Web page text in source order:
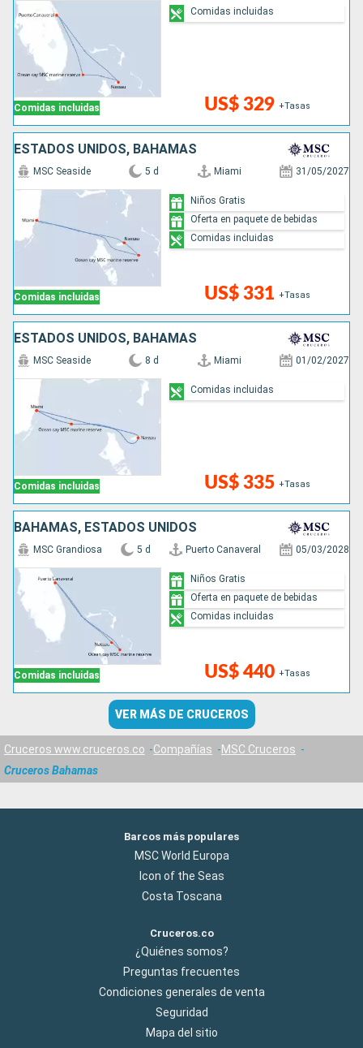
Comidas incluidas US$ 329 +Tasas
Comidas incluidas
ESTADOS UNIDOS, BAHAMAS
Comidas incluidas
MSC Seaside 5 d Miami 31/05/2027
US$ 331 +Tasas
Niños Gratis
Oferta en paquete de bebidas
Comidas incluidas
ESTADOS UNIDOS, BAHAMAS
Comidas incluidas
MSC Seaside 8 d Miami 01/02/2027
US$ 335 +Tasas
Comidas incluidas
BAHAMAS, ESTADOS UNIDOS
Comidas incluidas
MSC Grandiosa 5 d Puerto Canaveral 05/03/2028
US$ 440 +Tasas
Niños Gratis
Oferta en paquete de bebidas
Comidas incluidas
VER MÁS DE CRUCEROS
Cruceros www.cruceros.co Compañías
MSC Cruceros
Cruceros Bahamas
Barcos más populares
MSC World Europa
Icon of the Seas
Costa Toscana
Cruceros.co
¿Quiénes somos?
Preguntas frecuentes
Condiciones generales de venta
Seguridad
Mapa del sitio